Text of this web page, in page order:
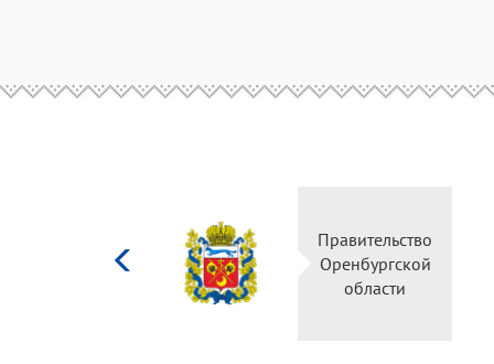
Министерство
культуры
Российской
федерации